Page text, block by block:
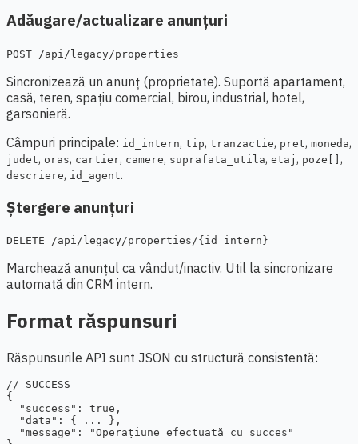
Adăugare/actualizare anunțuri
POST /api/legacy/properties
Sincronizează un anunț (proprietate). Suportă apartament,
casă, teren, spațiu comercial, birou, industrial, hotel,
garsonieră.
Câmpuri principale: id_intern, tip, tranzactie, pret, moneda,
judet, oras, cartier, camere, suprafata_utila, etaj , poze[] ,
descriere, id_agent.
Ștergere anunțuri
DELETE /api/legacy/properties/{id_intern}
Marchează anunțul ca vândut/inactiv. Util la sincronizare
automată din CRM intern.
Format răspunsuri
Răspunsurile API sunt JSON cu structură consistentă:
// SUCCESS
{
  "success": true,
  "data": { ... },
  "message": "Operațiune efectuată cu succes"